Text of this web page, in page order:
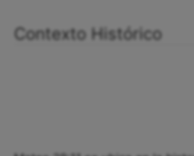
Contexto Histórico